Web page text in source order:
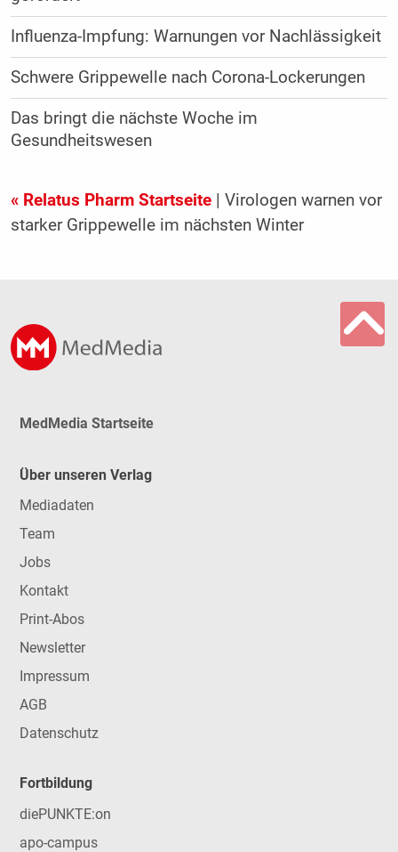
Influenza-Impfung: Warnungen vor Nachlässigkeit
Schwere Grippewelle nach Corona-Lockerungen
Das bringt die nächste Woche im
Gesundheitswesen
« Relatus Pharm Startseite| Virologen warnen vor
starker Grippewelle im nächsten Winter
MedMedia Startseite
Über unseren Verlag
Mediadaten
Team
Jobs
Kontakt
Print-Abos
Newsletter
Impressum
AGB
Datenschutz
Fortbildung
diePUNKTE:on
apo-campus